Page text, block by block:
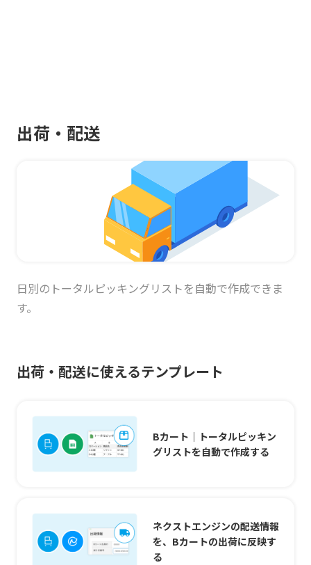
出荷・配送
日別のトータルピッキングリストを自動で作成できま
す。
出荷・配送に使えるテンプレート
Bカート｜トータルピッキン
グリストを自動で作成する
ネクストエンジンの配送情報
を、Bカートの出荷に反映す
る